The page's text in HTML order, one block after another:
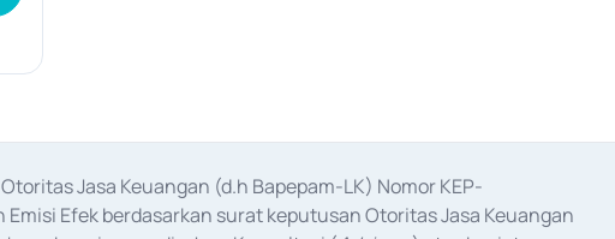
Jasa Keuangan (d.h Bapepam-LK) Nomor KEP-
Emisi Efek berdasarkan surat keputusan Otoritas Jasa Keuangan